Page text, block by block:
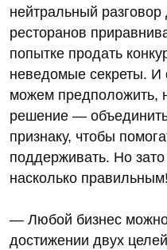
нейтральный
ресторанов
попытке продать
неведомые секреты. И
можем предположить,
решение —
признаку, чтобы
поддерживать. Но
насколько правильным!
— Любой бизнес можно
достижении двух